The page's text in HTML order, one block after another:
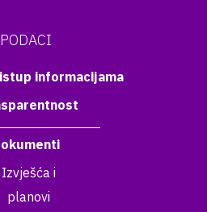
PODACI
informacijama
Izvješća i
planovi